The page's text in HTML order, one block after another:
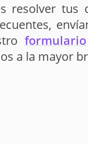
resolver tus
a la mayor